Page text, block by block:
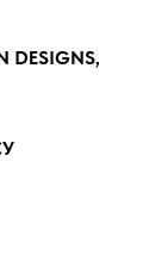
DESIGNS,